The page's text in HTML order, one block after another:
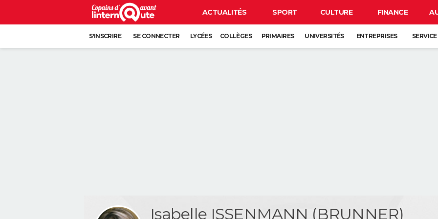
ACTUALITÉS SPORT CULTURE FINANCE
S'INSCRIRE SE CONNECTER LYCÉES COLLÈGES PRIMAIRES UNIVERSITÉS ENTREPRISES
Isabelle ISSENMANN (BRUNNER)